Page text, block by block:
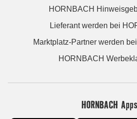
HORNBACH
Lieferant werden bei
Marktplatz-Partner werden
HORNBACH
HORNBACH Apps